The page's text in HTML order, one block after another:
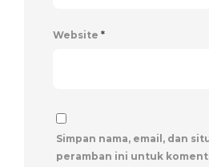
Website *
Simpan nama, email, dan
peramban ini untuk